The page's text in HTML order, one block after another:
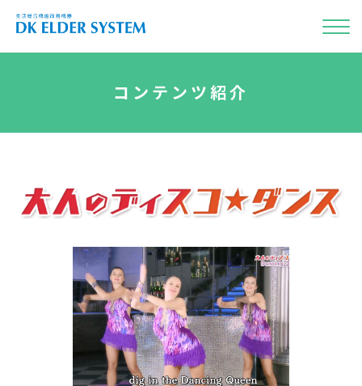
キッズ向け施設
うた・ダンス・知育
詳しく見る
自治体民間施設
カラオケ・ゲーム
を使う を使う
目
で観る
カラオケゲーム
を使う
基本性能・仕様
コンテンツ紹介